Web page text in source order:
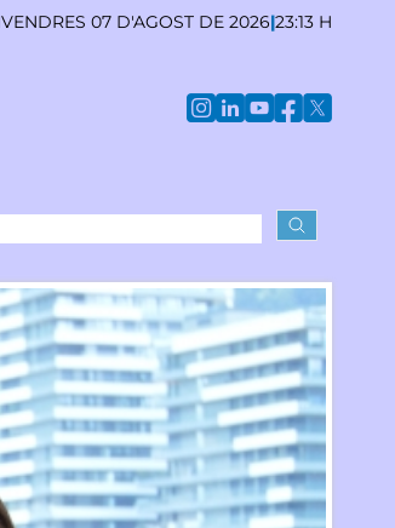
07 D'AGOST DE 2026|23:13 H